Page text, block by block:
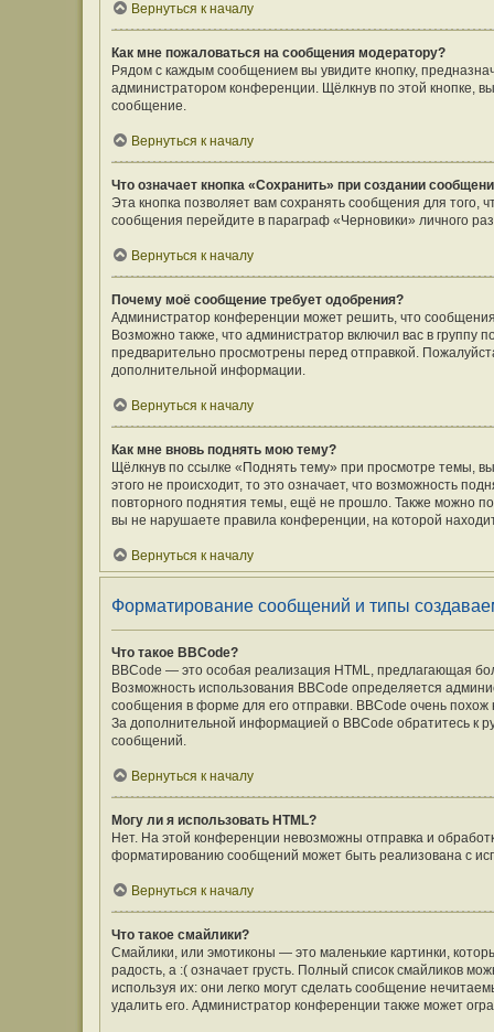
Вернуться к началу
Как мне пожаловаться на сообщения модератору?
Рядом с каждым сообщением вы увидите кнопку,
администратором конференции. Щёлкнув по этой кнопке,
сообщение.
Вернуться к началу
Что означает кнопка «Сохранить» при создании
Эта кнопка позволяет вам сохранять сообщения для того,
сообщения перейдите в параграф «Черновики» личного
Вернуться к началу
Почему моё сообщение требует одобрения?
Администратор конференции может решить, что
Возможно также, что администратор включил вас в
предварительно просмотрены перед отправкой.
дополнительной информации.
Вернуться к началу
Как мне вновь поднять мою тему?
Щёлкнув по ссылке «Поднять тему» при просмотре темы,
этого не происходит, то это означает, что возможность
повторного поднятия темы, ещё не прошло. Также можно
вы не нарушаете правила конференции, на которой
Вернуться к началу
Форматирование сообщений и типы
Что такое BBCode?
BBCode — это особая реализация HTML, предлагающая
Возможность использования BBCode определяется
сообщения в форме для его отправки. BBCode очень похож
За дополнительной информацией о BBCode обратитесь к
сообщений.
Вернуться к началу
Могу ли я использовать HTML?
Нет. На этой конференции невозможны отправка и
форматированию сообщений может быть реализована с
Вернуться к началу
Что такое смайлики?
Смайлики, или эмотиконы — это маленькие картинки,
радость, а :( означает грусть. Полный список смайликов
используя их: они легко могут сделать сообщение
удалить его. Администратор конференции также может